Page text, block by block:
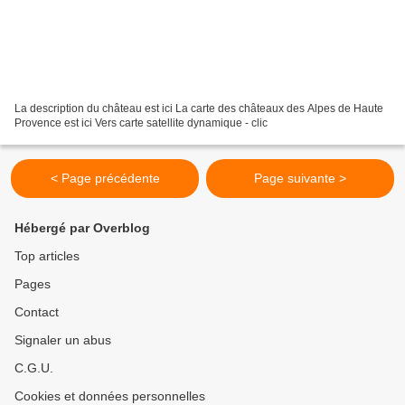
La description du château est ici La carte des châteaux des Alpes de Haute
Provence est ici Vers carte satellite dynamique - clic
< Page précédente Page suivante >
Hébergé par Overblog
Top articles
Pages
Contact
Signaler un abus
C.G.U.
Cookies et données personnelles